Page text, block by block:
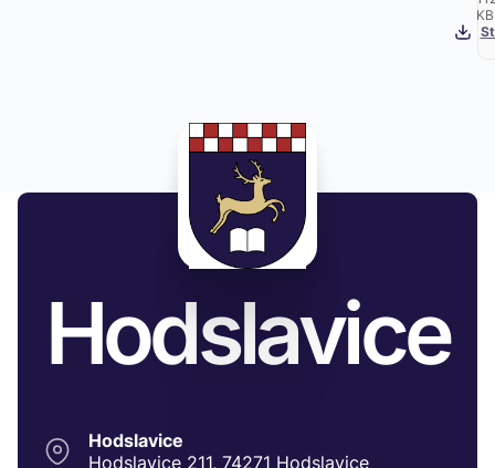
KB
Hodslavice
Hodslavice
Hodslavice 211, 74271 Hodslavice